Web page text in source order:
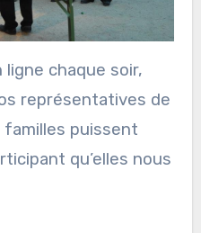
ligne chaque soir,
représentatives de
familles puissent
qu’elles nous